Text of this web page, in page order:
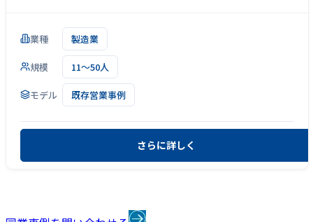
業種 製造業
規模 11～50人
モデル 既存営業事例
さらに詳しく